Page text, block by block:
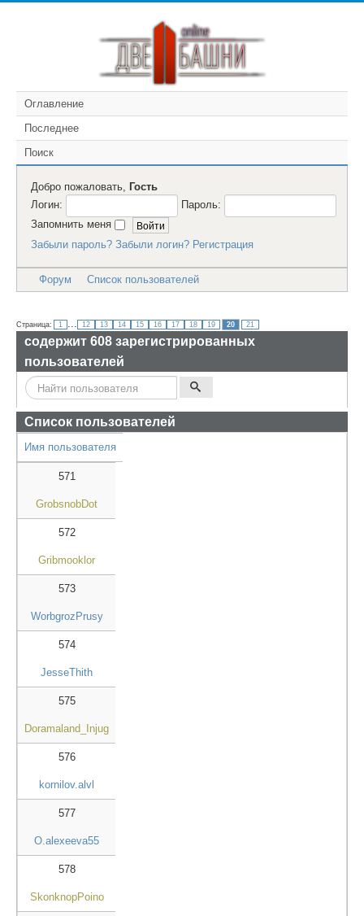
Оглавление
Последнее
Поиск
Добро пожаловать,
Гость
Логин:
Пароль:
Запомнить меня
Забыли пароль? Забыли логин? Регистрация
Форум Список пользователей
Страница: 1 12 13 14 15 16 17 18 19 20 21
содержит 608 зарегистрированных
пользователей
Список пользователей
Имя пользователя
571
GrobsnobDot
572
Gribmooklor
573
WorbgrozPrusy
574
JesseThith
575
Doramaland_Injug
576
kornilov.alvl
577
O.alexeeva55
578
SkonknopPoino